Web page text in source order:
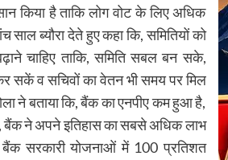
किया है ताकि लोग वोट के लिए अधिक
साल ब्यौरा देते हुए कहा कि, समितियों को
चाहिए ताकि, समिति सबल बन सके,
सकें व सचिवों का वेतन भी समय पर मिल
ने बताया कि, बैंक का एनपीए कम हुआ है,
बैंक ने अपने इतिहास का सबसे अधिक लाभ
बैंक सरकारी योजनाओं में 100 प्रतिशत